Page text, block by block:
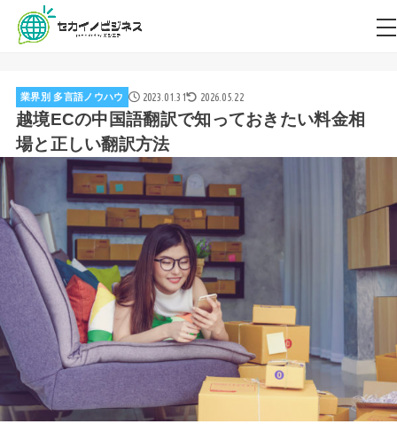
業界別 多言語ノウハウ 2023.01.31 2026.05.22
越境ECの中国語翻訳で知っておきたい料金相
場と正しい翻訳方法